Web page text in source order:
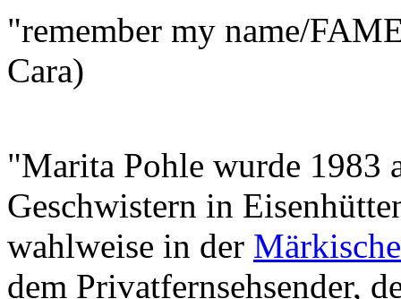
"remember my name/
Cara)
"Marita Pohle wurde 1983
Geschwistern in
wahlweise in der
dem Privatfernsehsender,